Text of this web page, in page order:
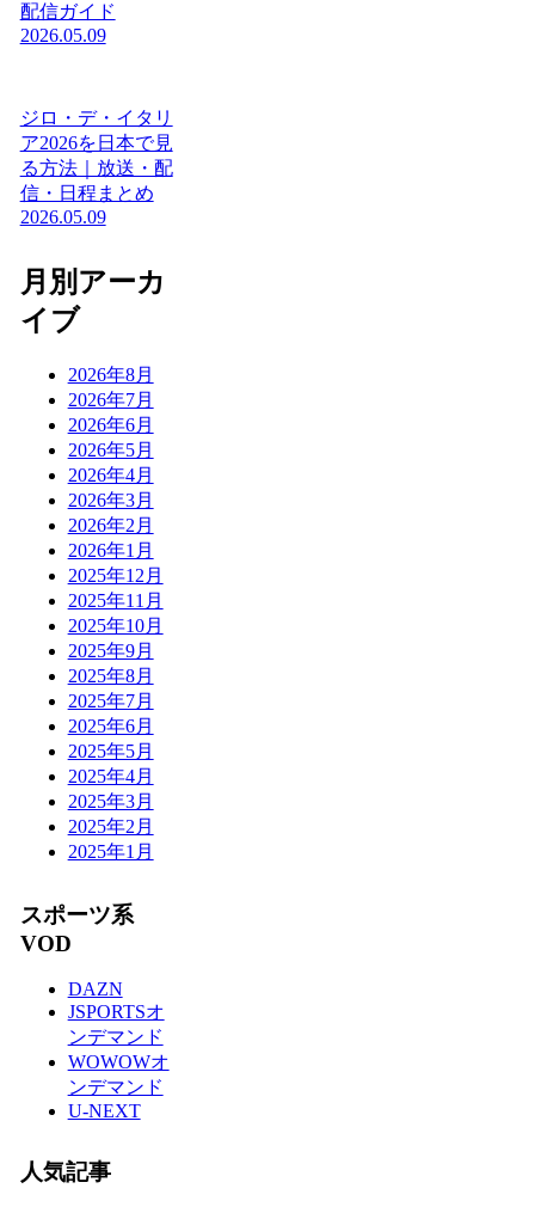
配信ガイド
2026.05.09
ジロ・デ・イタリ
ア2026を日本で見
る方法｜放送・配
信・日程まとめ
2026.05.09
月別アーカ
イブ
2026年8月
2026年7月
2026年6月
2026年5月
2026年4月
2026年3月
2026年2月
2026年1月
2025年12月
2025年11月
2025年10月
2025年9月
2025年8月
2025年7月
2025年6月
2025年5月
2025年4月
2025年3月
2025年2月
2025年1月
スポーツ系
VOD
DAZN
JSPORTSオ
ンデマンド
WOWOWオ
ンデマンド
U-NEXT
人気記事